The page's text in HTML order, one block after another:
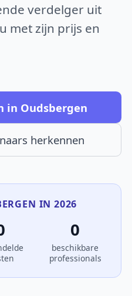
verdelger uit
met zijn prijs en
in Oudsbergen
herkennen
IN 2026
0
beschikbare
professionals